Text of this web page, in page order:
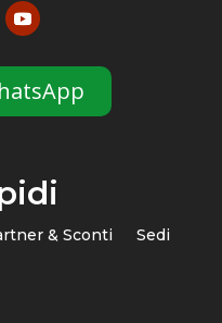
& Sconti
Sedi